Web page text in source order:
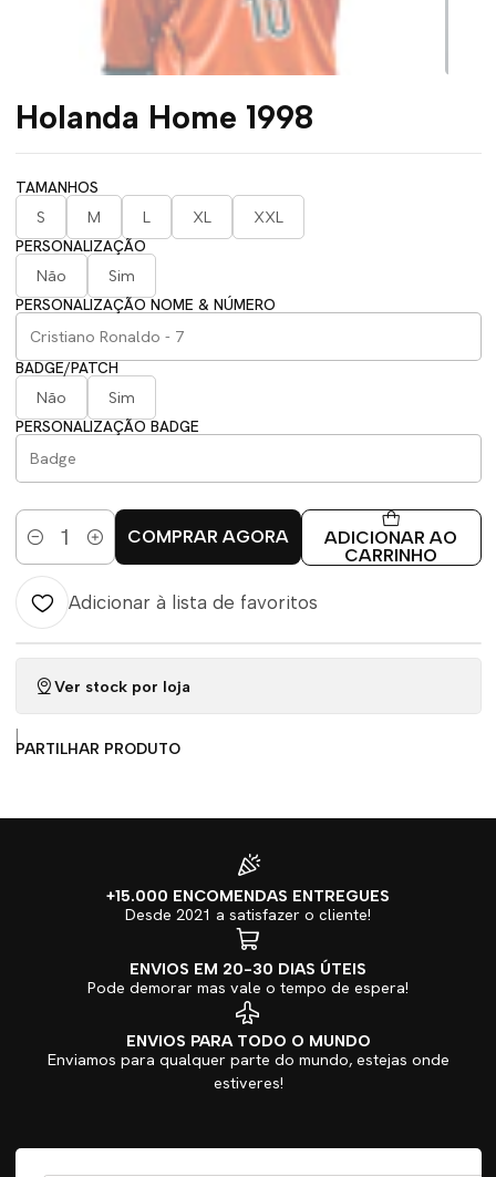
Holanda Home 1998
TAMANHOS
S
M L XL
XXL
PERSONALIZAÇÃO
Não
Sim
PERSONALIZAÇÃO NOME & NÚMERO
BADGE/PATCH
Não
Sim
PERSONALIZAÇÃO BADGE
Quantidade
ADICIONAR AO
CARRINHO
COMPRAR AGORA
Adicionar à lista de favoritos
Ver stock por loja
|
PARTILHAR PRODUTO
+15.000 ENCOMENDAS ENTREGUES
Desde 2021 a satisfazer o cliente!
ENVIOS EM 20-30 DIAS ÚTEIS
Pode demorar mas vale o tempo de espera!
ENVIOS PARA TODO O MUNDO
Enviamos para qualquer parte do mundo, estejas onde
estiveres!